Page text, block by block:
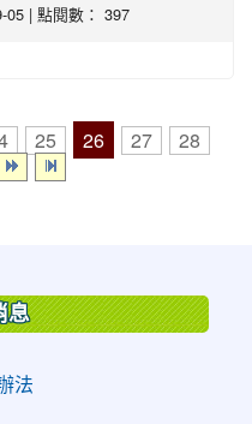
05 | 點閱數： 397
25 26 27
28
息
法